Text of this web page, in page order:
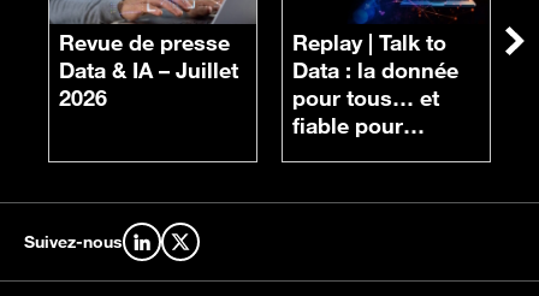
Revue de presse
Data & IA – Juillet
2026
Replay |
Data : la donnée
pour tous… et
fiable pour
Suivez-nous Retrouvez-nous sur LinkedIn
Retrouvez-nous sur X